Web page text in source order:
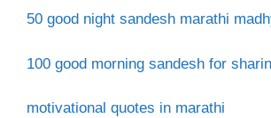
50 good night sandesh marathi
100 good morning sandesh for
motivational quotes in marathi